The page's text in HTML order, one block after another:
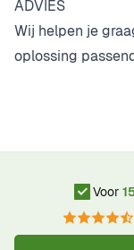
ADVIES
Wij helpen je
oplossing
Voor